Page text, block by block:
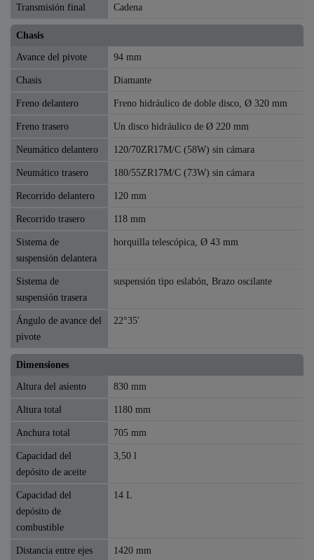
Transmisión final Cadena
Chasis
Avance del pivote
94 mm
Chasis Diamante
Freno delantero Freno hidráulico de doble disco, Ø 320 mm
Freno trasero Un disco hidráulico de Ø 220 mm
Neumático delantero 120/70ZR17M/C (58W) sin cámara
Neumático trasero 180/55ZR17M/C (73W) sin cámara
Recorrido delantero 120 mm
Recorrido trasero 118 mm
Sistema de
suspensión delantera
horquilla telescópica, Ø 43 mm
Sistema de
suspensión trasera
suspensión tipo eslabón, Brazo oscilante
Ángulo de avance del
pivote
22°35′
Dimensiones
Altura del asiento
830 mm
Altura total 1180 mm
Anchura total 705 mm
Capacidad del
depósito de aceite
3,50 l
Capacidad del
depósito de
combustible
14 L
Distancia entre ejes 1420 mm